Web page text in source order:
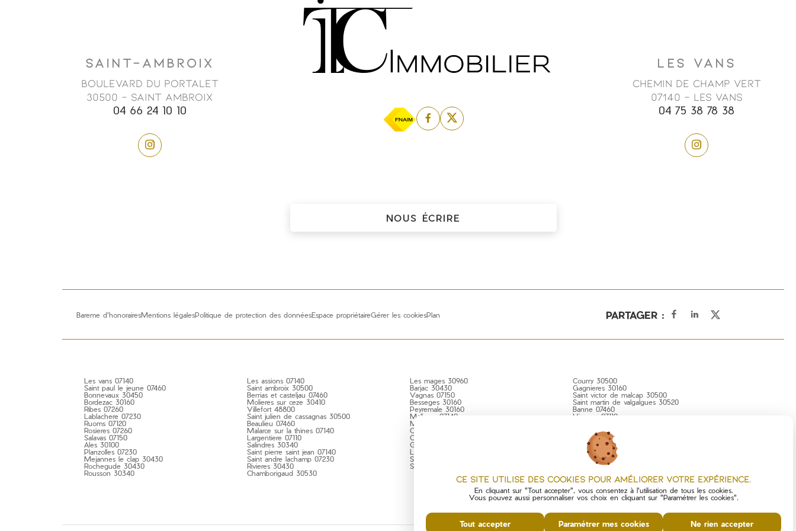
SAINT-AMBROIX
Boulevard du Portalet
30500 - SAINT AMBROIX
04 66 24 10 10
LES VANS
Chemin de champ vert
07140 - LES VANS
04 75 38 78 38
NOUS ÉCRIRE
Bareme d'honorairesMentions légalesPolitique de protection des donnéesEspace propriétaireGérer les cookiesPlan PARTAGER :
Les vans 07140 Les assions 07140 Les mages 30960
Courry 30500
Saint paul le jeune 07460
Saint ambroix 30500 Barjac 30430
Gagnieres 30160
Bonnevaux 30450
Berrias et casteljau 07460 Vagnas 07150
Saint victor de malcap 30500
Bordezac 30160
Molieres sur ceze 30410 Besseges 30160
Saint martin de valgalgues 30520
Ribes 07260
Villefort 48800 Peyremale 30160
Banne 07460
Lablachere 07230
Saint julien de cassagnas 30500 Malbosc 07140
Vinezac 07110
Ruoms 07120
Beaulieu 07460 Meyrannes 30410
Rosieres 07260
Malarce sur la thines 07140 Chambonas 07140
Joyeuse 07260
Salavas 07150
Largentiere 07110 Chambon 30450
Foussignargues 30160
Ales 30100
Salindres 30340 Grospierres 07120
Portes 30530
Planzolles 07230
Saint pierre saint jean 07140 Le martinet 30960
Senechas 30450
Mejannes le clap 30430
Saint andre lachamp 07230 Saint andre de cruzieres 07460
Lussan 30580
Rochegude 30430
Rivieres 30430 Saint bres 30500
Saint jean de maruejols et avejan 30430
Rousson 30340
Chamborigaud 30530
Ce site utilise des cookies pour améliorer votre expérience.
En cliquant sur "Tout accepter", vous consentez à l'utilisation de tous les cookies.
Vous pouvez aussi personnaliser vos choix en cliquant sur "Paramétrer les cookies".
Tout accepter Paramétrer mes cookies Ne rien accepter